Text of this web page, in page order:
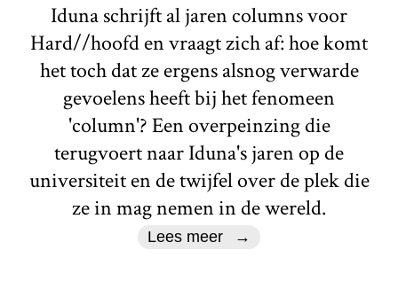
Iduna schrijft al jaren columns voor
Hard//hoofd en vraagt zich af: hoe komt
het toch dat ze ergens alsnog verwarde
gevoelens heeft bij het fenomeen
'column'? Een overpeinzing die
terugvoert naar Iduna's jaren op de
universiteit en de twijfel over de plek die
ze in mag nemen in de wereld.
Lees meer